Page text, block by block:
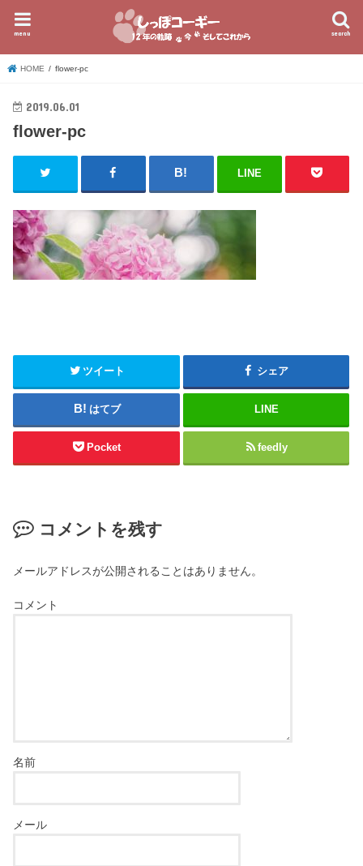
search
menu
HOME flower-pc
2019.06.01
flower-pc
LINE
ツイート シェア
はてブ LINE
Pocket feedly
コメントを残す
メールアドレスが公開されることはありません。
コメント
名前
メール